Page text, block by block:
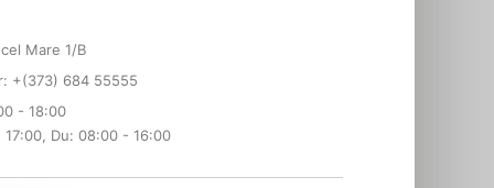
Mare 1/B
+(373) 684 55555
- 18:00
Du: 08:00 - 16:00